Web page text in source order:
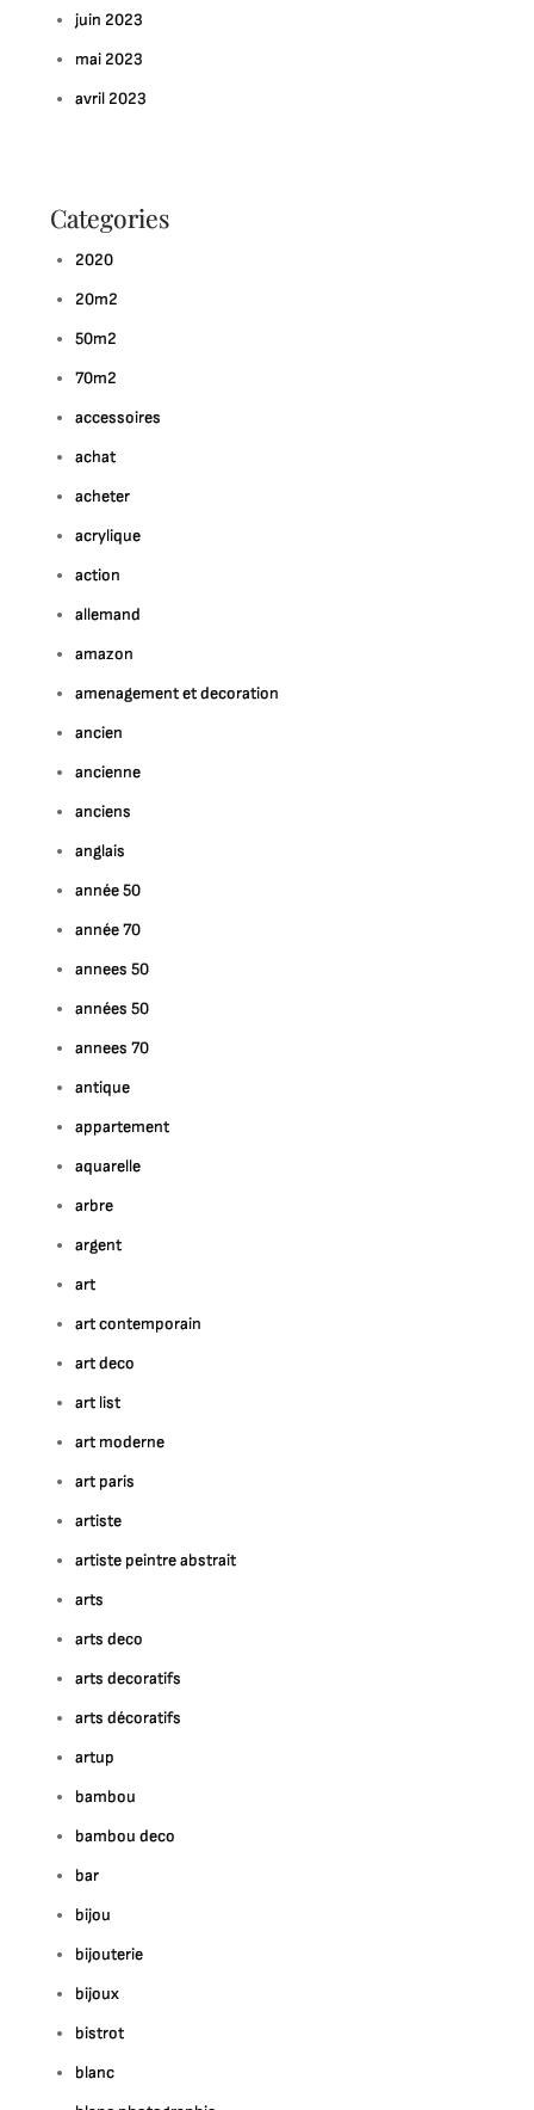
juin 2023
mai 2023
avril 2023
Categories
2020
20m2
50m2
70m2
accessoires
achat
acheter
acrylique
action
allemand
amazon
amenagement et decoration
ancien
ancienne
anciens
anglais
année 50
année 70
annees 50
années 50
annees 70
antique
appartement
aquarelle
arbre
argent
art
art contemporain
art deco
art list
art moderne
art paris
artiste
artiste peintre abstrait
arts
arts deco
arts decoratifs
arts décoratifs
artup
bambou
bambou deco
bar
bijou
bijouterie
bijoux
bistrot
blanc